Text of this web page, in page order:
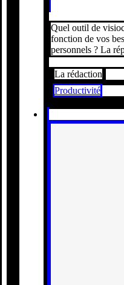
Quel outil de
fonction de vos
personnels ? La
La rédaction
Productivité